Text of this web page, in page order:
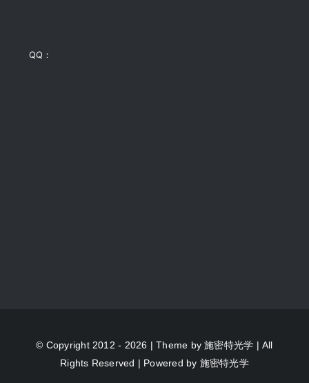
QQ：
© Copyright 2012 - 2026 | Theme by施密特光学 | All
Rights Reserved | Powered by 施密特光学